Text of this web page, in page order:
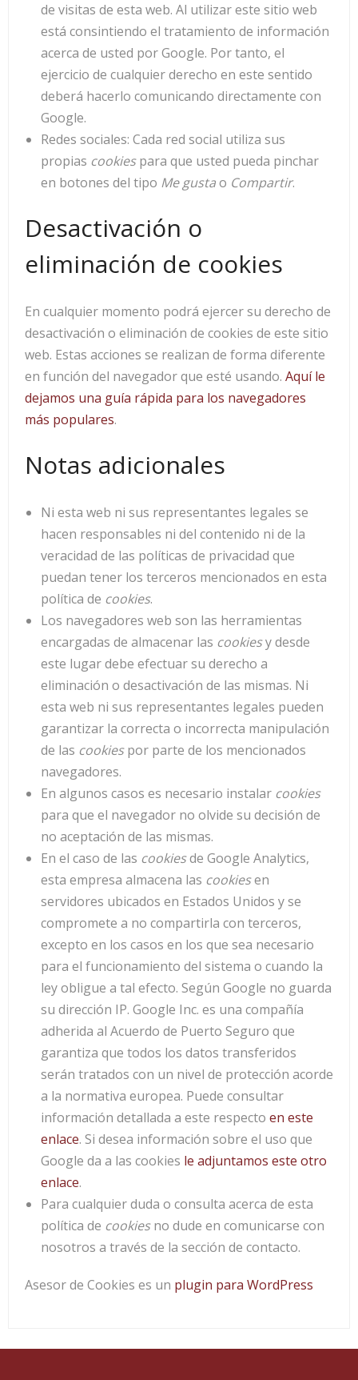
de visitas de esta web. Al utilizar este sitio web
está consintiendo el tratamiento de información
acerca de usted por Google. Por tanto, el
ejercicio de cualquier derecho en este sentido
deberá hacerlo comunicando directamente con
Google.
Redes sociales: Cada red social utiliza sus
propias cookiespara que usted pueda pinchar
en botones del tipo Me gustao Compartir.
Desactivación o
eliminación de cookies
En cualquier momento podrá ejercer su derecho de
desactivación o eliminación de cookies de este sitio
web. Estas acciones se realizan de forma diferente
en función del navegador que esté usando. Aquí le
dejamos una guía rápida para los navegadores
más populares.
Notas adicionales
Ni esta web ni sus representantes legales se
hacen responsables ni del contenido ni de la
veracidad de las políticas de privacidad que
puedan tener los terceros mencionados en esta
política de cookies.
Los navegadores web son las herramientas
encargadas de almacenar las cookiesy desde
este lugar debe efectuar su derecho a
eliminación o desactivación de las mismas. Ni
esta web ni sus representantes legales pueden
garantizar la correcta o incorrecta manipulación
de las cookiespor parte de los mencionados
navegadores.
En algunos casos es necesario instalar cookies
para que el navegador no olvide su decisión de
no aceptación de las mismas.
En el caso de las cookiesde Google Analytics,
esta empresa almacena las cookiesen
servidores ubicados en Estados Unidos y se
compromete a no compartirla con terceros,
excepto en los casos en los que sea necesario
para el funcionamiento del sistema o cuando la
ley obligue a tal efecto. Según Google no guarda
su dirección IP. Google Inc. es una compañía
adherida al Acuerdo de Puerto Seguro que
garantiza que todos los datos transferidos
serán tratados con un nivel de protección acorde
a la normativa europea. Puede consultar
información detallada a este respecto en este
enlace. Si desea información sobre el uso que
Google da a las cookies le adjuntamos este otro
enlace.
Para cualquier duda o consulta acerca de esta
política de cookiesno dude en comunicarse con
nosotros a través de la sección de contacto.
Asesor de Cookies es un plugin para WordPress